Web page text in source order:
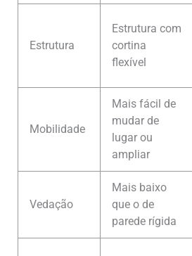
Estrutura
Estrutura com
cortina
flexível
Mobilidade
Mais fácil de
mudar de
lugar ou
ampliar
Vedação
Mais baixo
que o de
parede rígida